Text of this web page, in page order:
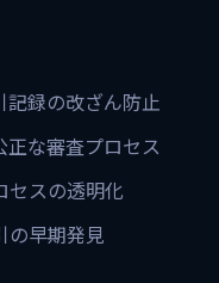
記録の改ざん防止
正な審査プロセス
セスの透明化
の早期発見